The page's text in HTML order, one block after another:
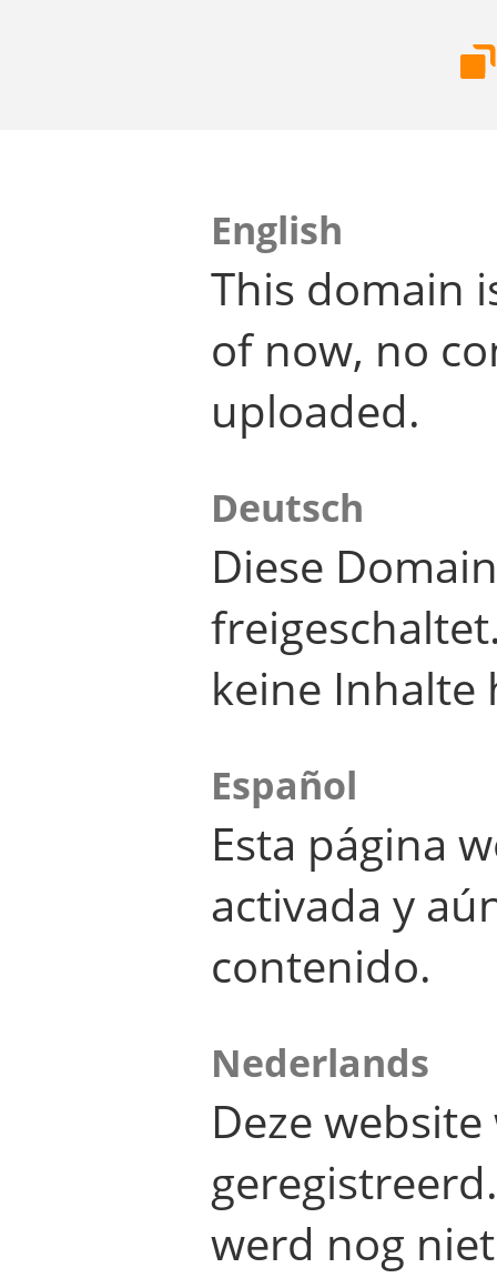
English
This domain
of now, no
uploaded.
Deutsch
Diese
keine Inhalte
Español
Esta página
activada y
contenido.
Nederlands
Deze
werd nog